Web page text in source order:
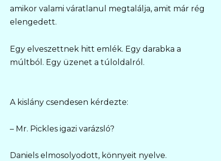
amikor valami váratlanul megtalálja, amit már rég
elengedett.
Egy elveszettnek hitt emlék. Egy darabka a
múltból. Egy üzenet a túloldalról.
A kislány csendesen kérdezte:
– Mr. Pickles igazi varázsló?
Daniels elmosolyodott, könnyeit nyelve.